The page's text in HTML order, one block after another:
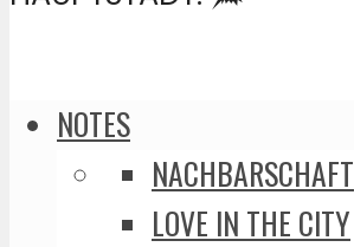
NOTES
NACHBARSCHAFT
LOVE IN THE CITY